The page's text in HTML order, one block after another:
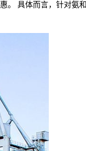
具体而言，针对氨